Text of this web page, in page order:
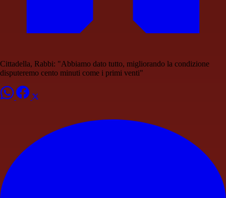
Cittadella, Rabbi: "Abbiamo dato tutto, migliorando la condizione
disputeremo cento minuti come i primi venti"